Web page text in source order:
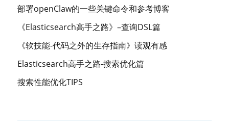
部署openClaw的一些关键命令和参考博客
《Elasticsearch高手之路》–查询DSL篇
《软技能-代码之外的生存指南》读观有感
Elasticsearch高手之路-搜索优化篇
搜索性能优化TIPS